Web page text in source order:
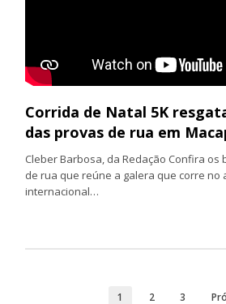
Corrida de Natal 5K
das provas de rua em
Cleber Barbosa, da Redação Confira
de rua que reúne a galera que corre no
internacional…
1 2 3